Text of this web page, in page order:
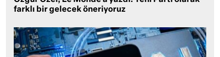
farklı bir gelecek öneriyoruz